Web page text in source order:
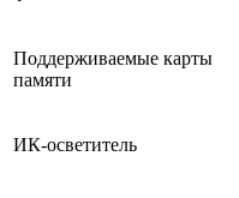
Поддерживаемые карты
памяти
ИК-осветитель